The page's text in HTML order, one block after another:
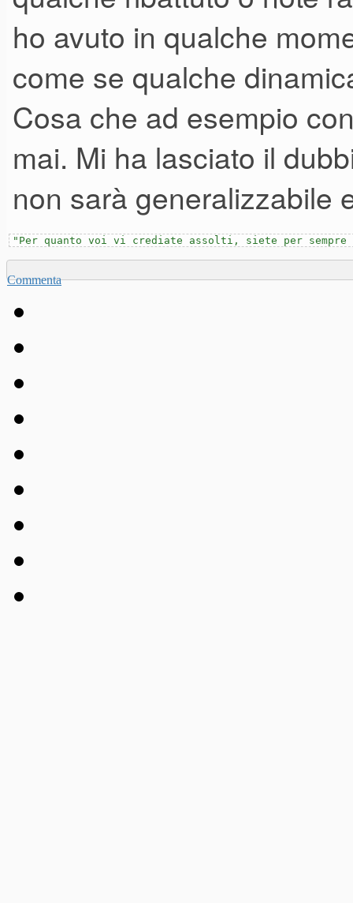
ho avuto in qualche
come se qualche
Cosa che ad esempio
mai. Mi ha lasciato il
non sarà generalizzabile
"Per quanto voi vi crediate assolti, siete per
Commenta